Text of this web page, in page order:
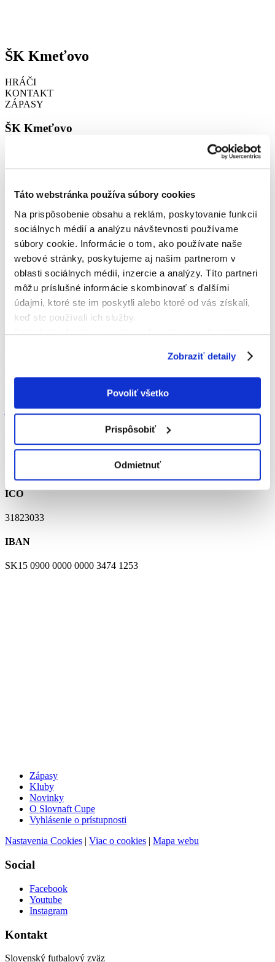
Táto webstránka používa súbory cookies
Na prispôsobenie obsahu a reklám, poskytovanie funkcií
sociálnych médií a analýzu návštevnosti používame
súbory cookie. Informácie o tom, ako používate naše
webové stránky, poskytujeme aj našim partnerom v
oblasti sociálnych médií, inzercie a analýzy. Títo partneri
môžu príslušné informácie skombinovať s ďalšími
údajmi, ktoré ste im poskytli alebo ktoré od vás získali,
keď ste používali ich služby.
Podrobné informácie o súboroch cookies sa dozviete v
Zobraziť detaily
Povoliť všetko
Prispôsobiť
Odmietnuť
ŠK Kmeťovo
HRÁČI
KONTAKT
ZÁPASY
ŠK Kmeťovo
j.zubek@billa.sk
IČO
31823033
IBAN
SK15 0900 0000 0000 3474 1253
Zápasy
Kluby
Novinky
O Slovnaft Cupe
Vyhlásenie o prístupnosti
Nastavenia Cookies | Viac o cookies | Mapa webu
Social
Facebook
Youtube
Instagram
Kontakt
Slovenský futbalový zväz